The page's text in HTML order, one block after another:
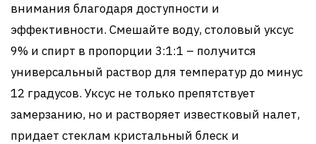
внимания благодаря доступности и
эффективности. Смешайте воду, столовый уксус
9% и спирт в пропорции 3:1:1 – получится
универсальный раствор для температур до минус
12 градусов. Уксус не только препятствует
замерзанию, но и растворяет известковый налет,
придает стеклам кристальный блеск и